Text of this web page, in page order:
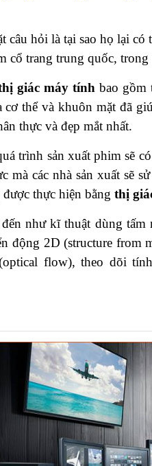
câu hỏi là tại sao họ lại
cổ trang trung quốc,
giác máy tính bao gồm
cơ thể và khuôn mặt đã
thực và đẹp mắt nhất.
trình sản xuất phim sẽ
mà các nhà sản xuất sẽ
thực hiện bằng thị
như kĩ thuật dùng tấm
động 2D (structure from
flow), theo dõi